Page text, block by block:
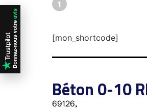
1
[mon_shortcode]
Béton 0-10
69126,